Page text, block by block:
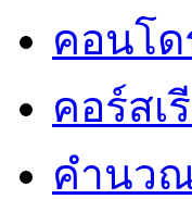
คอนโ
คอร์สเ
คำนว